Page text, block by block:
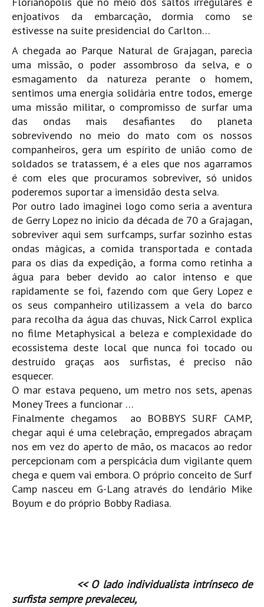
Praia do Navio HD
ERICEIRA HD
Ericeira HD
Ericeira - Ribeira D'Ilhas HD
Boardriders Ericeira HD
Ericeira Praias Sul HD
Foz do Lizandro
SINTRA
Praia Grande HD
Praia Grande Panorâmica HD
LINHA DE CASCAIS/ESTORIL
Guincho Norte
São Pedro do estoril
Parede
Carcavelos HD
Carcavelos Secret HD
Carcavelos - Calhau
COSTA DA CAPARICA HD
Costa da Caparica - C.I.Surf HD
Costa da Caparica - Praia Norte HD
Costa da Caparica - Praia CDS - HD
Costa da Caparica - Marcelino Beach Cafe HD
Costa da Caparica - Fonte da Telha HD
ALENTEJO / ALGARVE
Monte Clérigo HD - O sargo
Quarteira
Faro HD
Faro Surf Spot HD
Fuzeta
Seixal HD
enjoativos da embarcação, dormia como se
estivesse na suíte presidencial do Carlton…
A chegada ao Parque Natural de Grajagan, parecia
uma missão, o poder assombroso da selva, e o
esmagamento da natureza perante o homem,
sentimos uma energia solidária entre todos, emerge
uma missão militar, o compromisso de surfar uma
das ondas mais desafiantes do planeta
sobrevivendo no meio do mato com os nossos
companheiros, gera um espírito de união como de
soldados se tratassem, é a eles que nos agarramos
é com eles que procuramos sobreviver, só unidos
poderemos suportar a imensidão desta selva.
Por outro lado imaginei logo como seria a aventura
de Gerry Lopez no inicio da década de 70 a Grajagan,
sobreviver aqui sem surfcamps, surfar sozinho estas
ondas mágicas, a comida transportada e contada
para os dias da expedição, a forma como retinha a
água para beber devido ao calor intenso e que
rapidamente se foi, fazendo com que Gery Lopez e
os seus companheiro utilizassem a vela do barco
para recolha da água das chuvas, Nick Carrol explica
no filme Metaphysical a beleza e complexidade do
ecossistema deste local que nunca foi tocado ou
destruído graças aos surfistas, é preciso não
esquecer.
O mar estava pequeno, um metro nos sets, apenas
Money Trees a funcionar …
Finalmente chegamos ao BOBBYS SURF CAMP,
chegar aqui é uma celebração, empregados abraçam
nos em vez do aperto de mão, os macacos ao redor
percepcionam com a perspicácia dum vigilante quem
chega e quem vai embora. O próprio conceito de Surf
Camp nasceu em G-Lang através do lendário Mike
Boyum e do próprio Bobby Radiasa.
<< O lado individualista intrínseco de
surfista sempre prevaleceu,